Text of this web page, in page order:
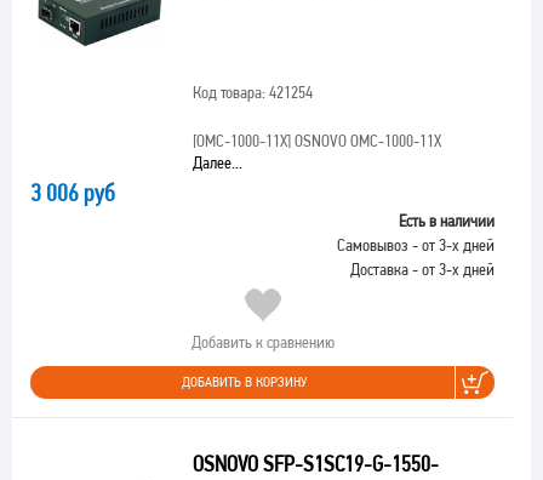
Код товара: 421254
[OMC-1000-11X]OSNOVO OMC-1000-11X
Далее...
3 006 руб
Есть в наличии
Самовывоз - от 3-х дней
Доставка - от 3-х дней
Добавить к сравнению
ДОБАВИТЬ В КОРЗИНУ
OSNOVO SFP-S1SC19-G-1550-